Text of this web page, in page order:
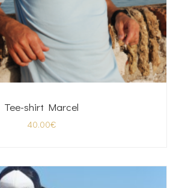
Tee-shirt Marcel
40.00€